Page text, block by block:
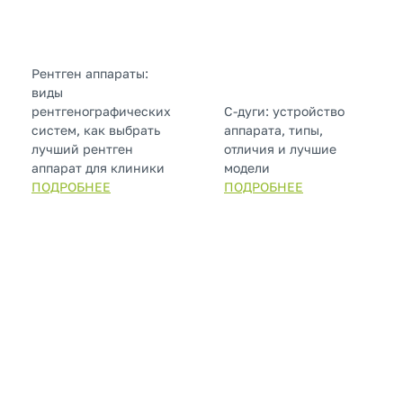
Рентген аппараты:
виды
рентгенографических
систем, как выбрать
лучший рентген
аппарат для клиники
ПОДРОБНЕЕ
С-дуги: устройство
аппарата, типы,
отличия и лучшие
модели
ПОДРОБНЕЕ